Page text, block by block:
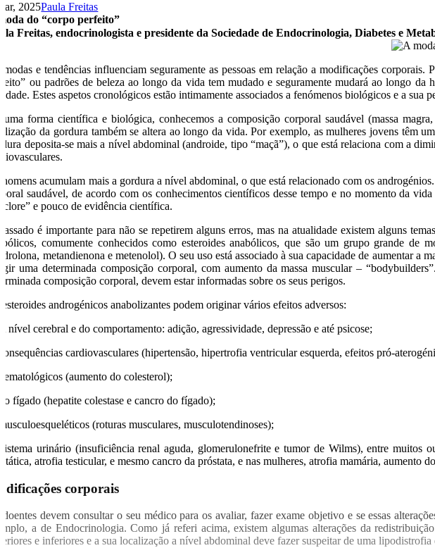
2025Paula Freitas
do “corpo perfeito”
Freitas, endocrinologista e presidente da Sociedade de Endocrinologia, Diabetes e
e tendências influenciam seguramente as pessoas em relação a modificações
ou padrões de beleza ao longo da vida tem mudado e seguramente mudará ao longo
Estes aspetos cronológicos estão intimamente associados a fenómenos biológicos e a sua
uma forma científica e biológica, conhecemos a composição corporal saudável (massa
da gordura também se altera ao longo da vida. Por exemplo, as mulheres jovens têm
deposita-se mais a nível abdominal (androide, tipo “maçã”), o que está relaciona com a
homens acumulam mais a gordura a nível abdominal, o que está relacionado com os
saudável, de acordo com os conhecimentos científicos desse tempo e no momento da
e pouco de evidência científica.
é importante para não se repetirem alguns erros, mas na atualidade existem alguns
comumente conhecidos como esteroides anabólicos, que são um grupo grande de
metandienona e metenolol). O seu uso está associado à sua capacidade de aumentar a
uma determinada composição corporal, com aumento da massa muscular –
composição corporal, devem estar informadas sobre os seus perigos.
esteroides androgénicos anabolizantes podem originar vários efeitos adversos:
nível cerebral e do comportamento: adição, agressividade, depressão e até psicose;
cardiovasculares (hipertensão, hipertrofia ventricular esquerda, efeitos pró-
(aumento do colesterol);
fígado (hepatite colestase e cancro do fígado);
(roturas musculares, musculotendinoses);
urinário (insuficiência renal aguda, glomerulonefrite e tumor de Wilms), entre muitos
atrofia testicular, e mesmo cancro da próstata, e nas mulheres, atrofia mamária, aumento
corporais
doentes devem consultar o seu médico para os avaliar, fazer exame objetivo e se essas
a de Endocrinologia. Como já referi acima, existem algumas alterações da
e inferiores e a sua localização a nível abdominal deve fazer suspeitar de uma